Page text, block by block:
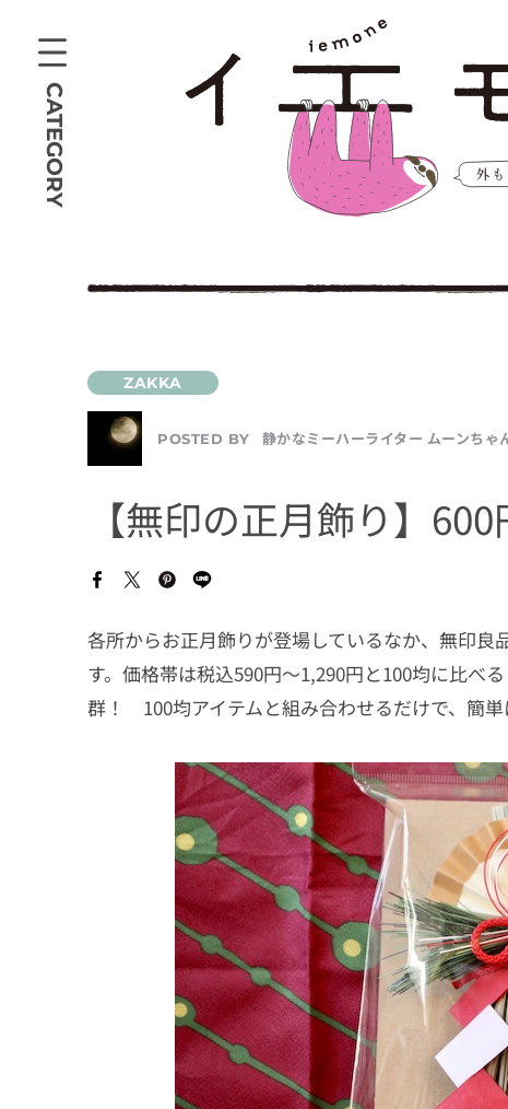
CATEGORY
POSTED BY 静かなミーハーライター ムーンちゃ
【無印の正月飾り】
各所からお正月飾りが登場しているなか、無印良
す。価格帯は税込590円〜1,290円と100均に比べ
群！ 100均アイテムと組み合わせるだけで、簡単